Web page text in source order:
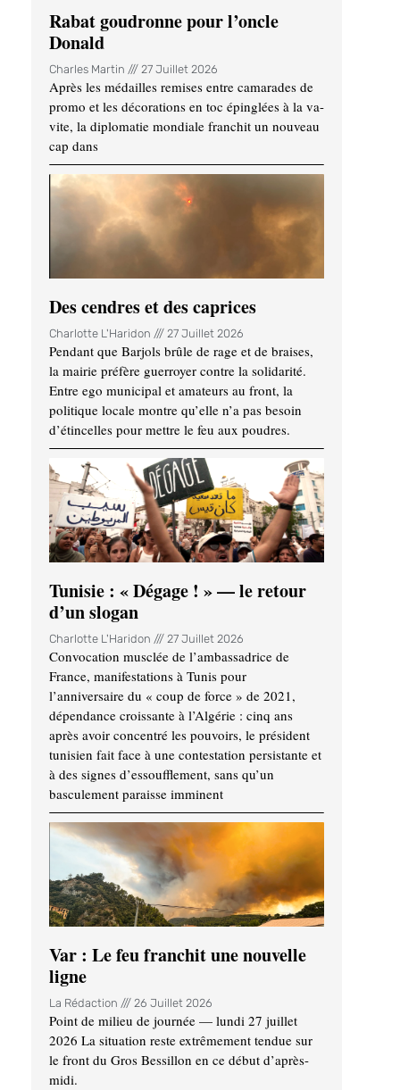
Rabat goudronne pour l’oncle
Donald
Charles Martin 27 Juillet 2026
Après les médailles remises entre camarades de
promo et les décorations en toc épinglées à la va-
vite, la diplomatie mondiale franchit un nouveau
cap dans
Des cendres et des caprices
Charlotte L'Haridon 27 Juillet 2026
Pendant que Barjols brûle de rage et de braises,
la mairie préfère guerroyer contre la solidarité.
Entre ego municipal et amateurs au front, la
politique locale montre qu’elle n’a pas besoin
d’étincelles pour mettre le feu aux poudres.
Tunisie : « Dégage ! » — le retour
d’un slogan
Charlotte L'Haridon 27 Juillet 2026
Convocation musclée de l’ambassadrice de
France, manifestations à Tunis pour
l’anniversaire du « coup de force » de 2021,
dépendance croissante à l’Algérie : cinq ans
après avoir concentré les pouvoirs, le président
tunisien fait face à une contestation persistante et
à des signes d’essoufflement, sans qu’un
basculement paraisse imminent
Var : Le feu franchit une nouvelle
ligne
La Rédaction 26 Juillet 2026
Point de milieu de journée — lundi 27 juillet
2026 La situation reste extrêmement tendue sur
le front du Gros Bessillon en ce début d’après-
midi.